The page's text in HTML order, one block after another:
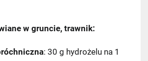
w gruncie, trawnik:
: 30 g hydrożelu na 1